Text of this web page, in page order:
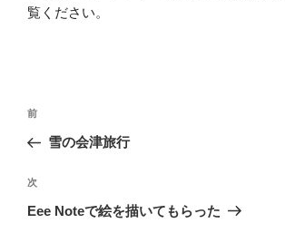
覧ください。
投
ナ
ビ
ゲ
前
の
稿
前
雪の会津旅行
次
の
次
Eee Noteで絵を描いてもらった